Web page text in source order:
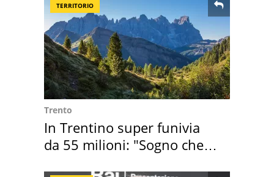
TERRITORIO
Trento
In Trentino super funivia
da 55 milioni: "Sogno che si